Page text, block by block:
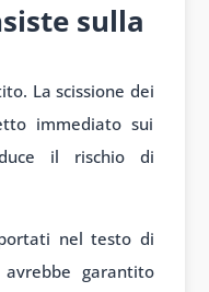
sulla
La scissione dei
immediato sui
il rischio di
nel testo di
garantito